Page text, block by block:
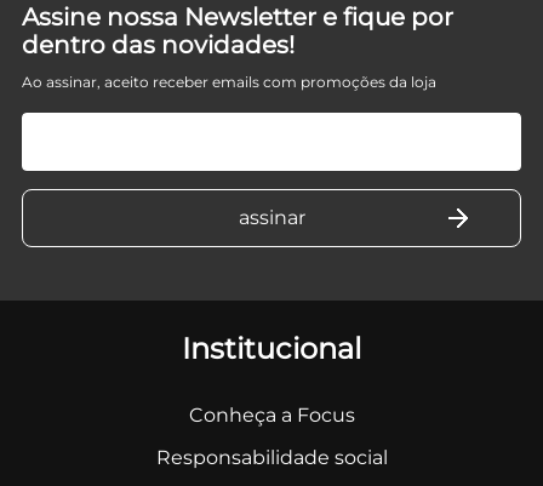
Assine nossa Newsletter e fique por
dentro das novidades!
Ao assinar, aceito receber emails com promoções da loja
Institucional
Conheça a Focus
Responsabilidade social